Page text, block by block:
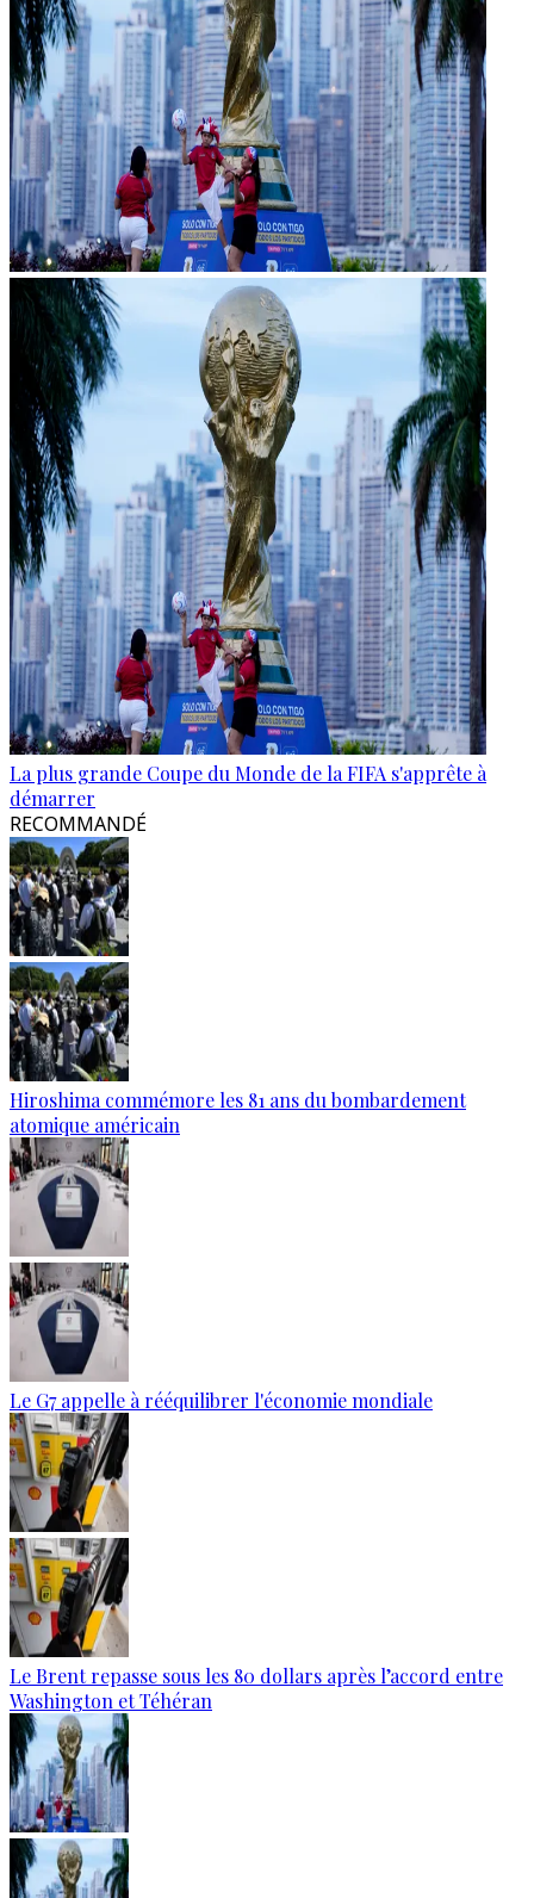
La plus grande Coupe du Monde de la FIFA s'apprête à
démarrer
RECOMMANDÉ
Hiroshima commémore les 81 ans du bombardement
atomique américain
Le G7 appelle à rééquilibrer l'économie mondiale
Le Brent repasse sous les 80 dollars après l’accord entre
Washington et Téhéran